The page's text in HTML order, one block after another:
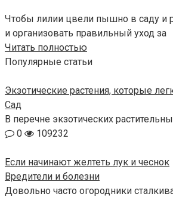
Чтобы лилии цвели пышно в саду и
и организовать правильный уход за
Читать полностью
Популярные статьи
Экзотические растения, которые
Сад
В перечне экзотических
0
109232
Если начинают желтеть лук и чеснок
Вредители и болезни
Довольно часто огородники